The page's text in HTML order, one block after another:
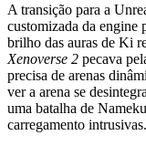
A transição para a
customizada da engine
brilho das auras de Ki
Xenoverse 2 pecava
precisa de arenas
ver a arena se
uma batalha de
carregamento intrusivas.